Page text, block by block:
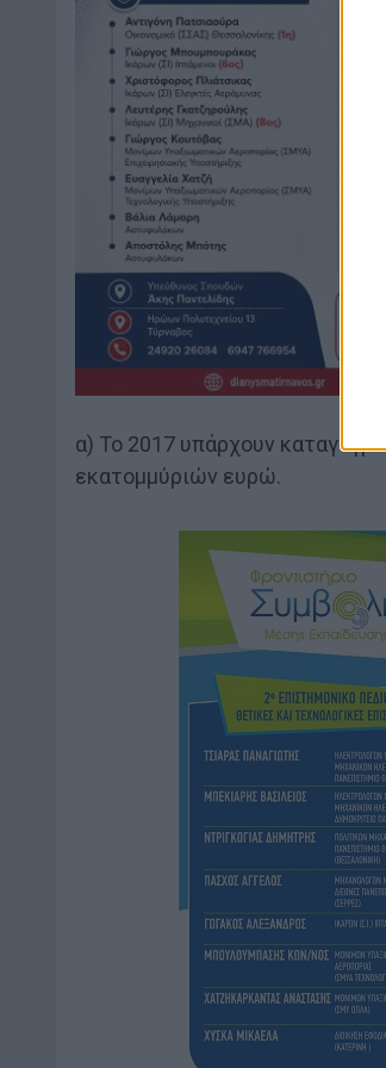
α) Το 2017 υπάρχουν
εκατομμύριών ευρώ.